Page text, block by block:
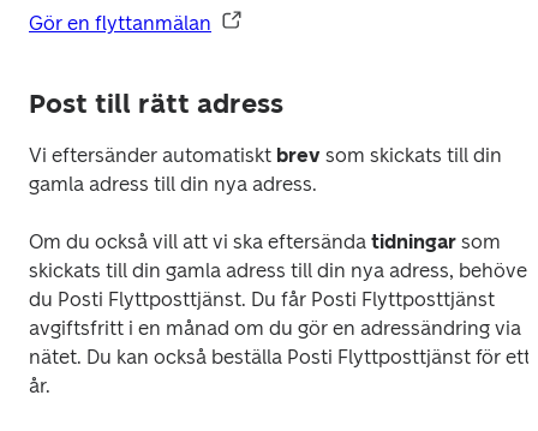
Gör en flyttanmälan
Post till rätt adress
Vi eftersänder automatiskt brev som skickats till din
gamla adress till din nya adress.
Om du också vill att vi ska eftersända tidningar som
skickats till din gamla adress till din nya adress, behöver
du Posti Flyttposttjänst. Du får Posti Flyttposttjänst
avgiftsfritt i en månad om du gör en adressändring via
nätet. Du kan också beställa Posti Flyttposttjänst för ett
år.